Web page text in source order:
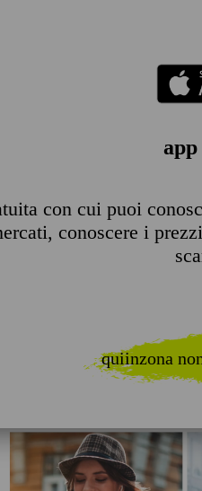
app
con cui puoi
conoscere i
quiinzona